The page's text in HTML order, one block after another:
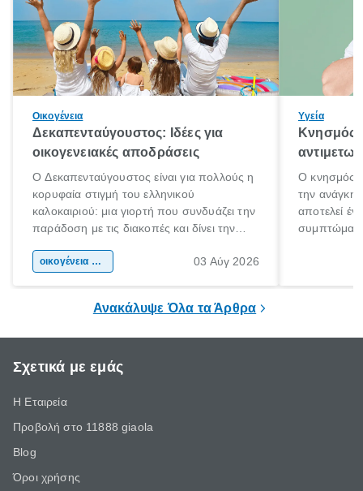
Οικογένεια
Δεκαπενταύγουστος: Ιδέες για
οικογενειακές αποδράσεις
Ο Δεκαπενταύγουστος είναι για πολλούς η
κορυφαία στιγμή του ελληνικού
καλοκαιριού: μια γιορτή που συνδυάζει την
παράδοση με τις διακοπές και δίνει την
χώρας. Είτε πρόκειται για λίγες μέρες
οικογένεια & παιδί 03 Αύγ 2026
Υγεία
Κνησμός:
Ο κνησμός
την ανάγκη
αποτελεί
Ανακάλυψε Όλα τα Άρθρα
Σχετικά με εμάς
Η Εταιρεία
Προβολή στο 11888 giaola
Blog
Όροι χρήσης